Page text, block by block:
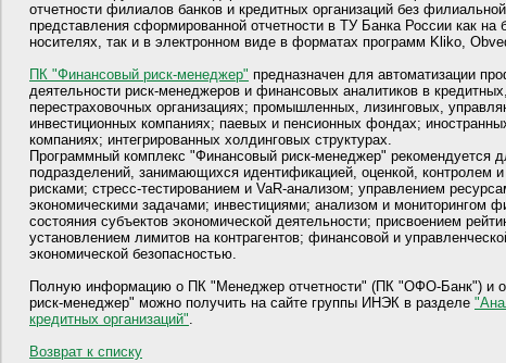
отчетности филиалов банков и кредитных организаций без
представления сформированной отчетности в ТУ Банка России как на
носителях, так и в электронном виде в форматах программ Kliko,
ПК "Финансовый риск-менеджер" предназначен для автоматизации
деятельности риск-менеджеров и финансовых аналитиков в
перестраховочных организациях; промышленных, лизинговых,
инвестиционных компаниях; паевых и пенсионных фондах;
компаниях; интегрированных холдинговых структурах.
Программный комплекс "Финансовый риск-менеджер" рекомендуется
подразделений, занимающихся идентификацией, оценкой, контролем
рисками; стресс-тестированием и VaR-анализом; управлением
экономическими задачами; инвестициями; анализом и мониторингом
состояния субъектов экономической деятельности; присвоением
установлением лимитов на контрагентов; финансовой и
экономической безопасностью.
Полную информацию о ПК "Менеджер отчетности" (ПК "ОФО-Банк") и
риск-менеджер" можно получить на сайте группы ИНЭК в разделе
кредитных организаций"
Возврат к списку